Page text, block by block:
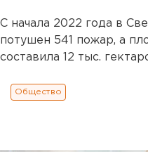
С начала 2022 года в
потушен 541 пожар, а
составила 12 тыс.
Общество